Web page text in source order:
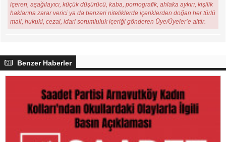
içeren, aşağılayıcı, küçük düşürücü, kaba, pornografik, ahlaka aykırı, kişilik
haklarına zarar verici ya da benzeri niteliklerde içeriklerden doğan her türlü
mali, hukuki, cezai, idari sorumluluk içeriği gönderen Üye/Üyeler’e aittir.
Benzer Haberler